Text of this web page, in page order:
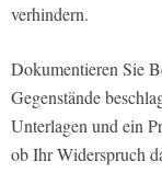
verhindern.
Dokumentieren Sie
Gegenstände
Unterlagen und ein
ob Ihr Widerspruch